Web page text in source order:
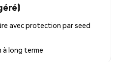
avec protection par seed
à long terme